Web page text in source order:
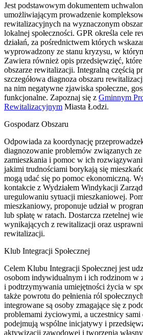
Jest podstawowym dokumentem
umożliwiającym prowadzenie
rewitalizacyjnych na wyznaczonym
lokalnej społeczności. GPR określa cele
działań, za pośrednictwem których
wyprowadzony ze stanu kryzysu, w
Zawiera również opis przedsięwzięć,
obszarze rewitalizacji. Integralną częścią
szczegółowa diagnoza obszaru
na nim negatywne zjawiska społeczne,
funkcjonalne. Zapoznaj się z Gminnym
Rewitalizacyjnym Miasta Łodzi.
Gospodarz Obszaru
Odpowiada za koordynację
diagnozowanie problemów związanych ze
zamieszkania i pomoc w ich
jakimi trudnościami borykają się
mogą udać się po pomoc ekonomiczną.
kontakcie z Wydziałem Windykacji
uregulowaniu sytuacji mieszkaniowej.
mieszkaniowy, proponuje udział w
lub spłatę w ratach. Dostarcza rzetelnej
wynikających z rewitalizacji oraz
rewitalizacji.
Klub Integracji Społecznej
Celem Klubu Integracji Społecznej jest
osobom indywidualnym i ich rodzinom w
i podtrzymywania umiejętności życia w
także powrotu do pełnienia ról
integrowane są osoby zmagające się z
problemami życiowymi, a uczestnicy
podejmują wspólne inicjatywy i
aktywizacji zawodowej i tworzenia